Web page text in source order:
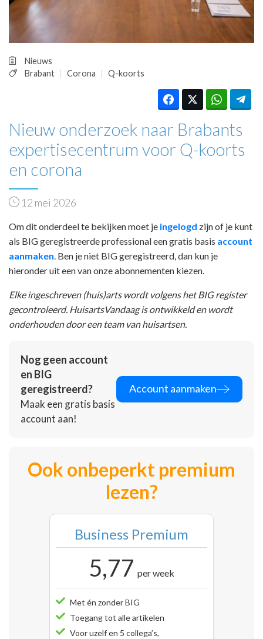
MEDISCHE VAKHANDEL
Nieuws
Brabant
Corona Q-koorts
Nieuw onderzoek naar Brabants
expertisecentrum voor Q-koorts
en corona
12 mei 2026
Om dit onderdeel te bekijken moet je ingelogd zijn of je kunt
als BIG geregistreerde professional een gratis basis account
aanmaken. Ben je niet BIG geregistreerd, dan kun je
hieronder uit een van onze abonnementen kiezen.
Elke ingeschreven (huis)arts wordt volgens het BIG register
gecontroleerd. HuisartsVandaag is ontwikkeld en wordt
onderhouden door een team van huisartsen.
Nog geen account
en BIG
geregistreerd?
Maak een gratis basis
account aan!
Account aanmaken
Ook onbeperkt premium
lezen?
Business Premium
5,77 per week
Met én zonder BIG
Toegang tot alle artikelen
Voor uzelf en 5 collega’s,